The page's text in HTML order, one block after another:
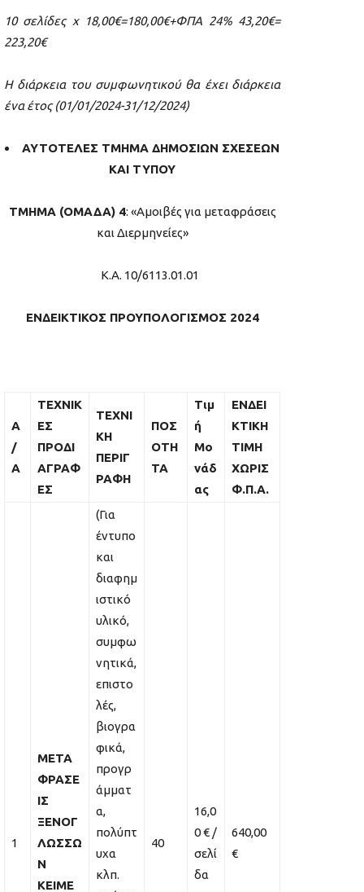
10 σελίδες χ 18,00€=180,00€+ΦΠΑ 24% 43,20€=
223,20€
Η διάρκεια του συμφωνητικού θα έχει διάρκεια
ένα έτος (01/01/2024-31/12/2024)
ΑΥΤΟΤΕΛΕΣ ΤΜΗΜΑ ΔΗΜΟΣΙΩΝ ΣΧΕΣΕΩΝ
ΚΑΙ ΤΥΠΟΥ
ΤΜΗΜΑ (ΟΜΑΔΑ) 4: «Αμοιβές για μεταφράσεις
και Διερμηνείες»
Κ.Α. 10/6113.01.01
ΕΝΔΕΙΚΤΙΚΟΣ ΠΡΟΥΠΟΛΟΓΙΣΜΟΣ 2024
Α
/
Α
ΤΕΧΝΙΚ
ΕΣ
ΠΡΟΔΙ
ΑΓΡΑΦ
ΕΣ
ΤΕΧΝΙ
ΚΗ
ΠΕΡΙΓ
ΡΑΦΗ
ΠΟΣ
ΟΤΗ
ΤΑ
Τιμ
ή
Μο
νάδ
ας
ΕΝΔΕΙ
ΚΤΙΚΗ
ΤΙΜΗ
ΧΩΡΙΣ
Φ.Π.Α.
1
ΜΕΤΑ
ΦΡΑΣΕ
ΙΣ
ΞΕΝΟΓ
ΛΩΣΣΩ
Ν
ΚΕΙΜΕ
(Για
έντυπο
και
διαφημ
ιστικό
υλικό,
συμφω
νητικά,
επιστο
λές,
βιογρα
φικά,
προγρ
άμματ
α,
πολύπτ
υχα
κλπ.
40
16,0
0 € /
σελί
δα
640,00
€